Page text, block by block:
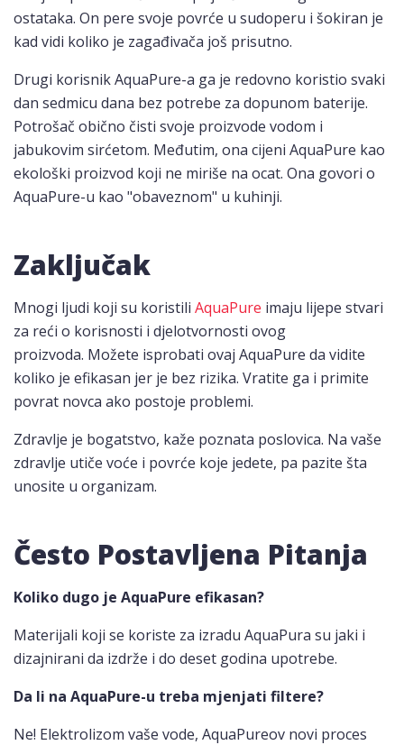
ostataka. On pere svoje povrće u sudoperu i šokiran je
kad vidi koliko je zagađivača još prisutno.
Drugi korisnik AquaPure-a ga je redovno koristio svaki
dan sedmicu dana bez potrebe za dopunom baterije.
Potrošač obično čisti svoje proizvode vodom i
jabukovim sirćetom. Međutim, ona cijeni AquaPure kao
ekološki proizvod koji ne miriše na ocat. Ona govori o
AquaPure-u kao "obaveznom" u kuhinji.
Zaključak
Mnogi ljudi koji su koristili AquaPure imaju lijepe stvari
za reći o korisnosti i djelotvornosti ovog
proizvoda. Možete isprobati ovaj AquaPure da vidite
koliko je efikasan jer je bez rizika. Vratite ga i primite
povrat novca ako postoje problemi.
Zdravlje je bogatstvo, kaže poznata poslovica. Na vaše
zdravlje utiče voće i povrće koje jedete, pa pazite šta
unosite u organizam.
Često Postavljena Pitanja
Koliko dugo je AquaPure efikasan?
Materijali koji se koriste za izradu AquaPura su jaki i
dizajnirani da izdrže i do deset godina upotrebe.
Da li na AquaPure-u treba mjenjati filtere?
Ne! Elektrolizom vaše vode, AquaPureov novi proces